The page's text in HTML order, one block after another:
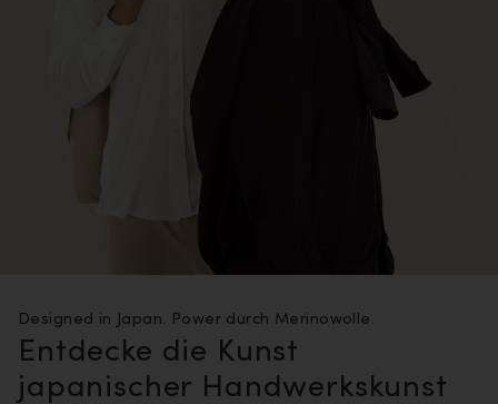
Designed in Japan. Power durch Merinowolle.
Entdecke die Kunst
japanischer Handwerkskunst